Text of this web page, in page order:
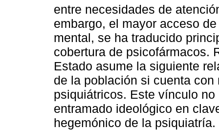
entre necesidades de
embargo, el mayor acceso
mental, se ha traducido
cobertura de psicofármacos.
Estado asume la siguiente
de la población si cuenta
psiquiátricos. Este vínculo
entramado ideológico en
hegemónico de la psiquiatría.